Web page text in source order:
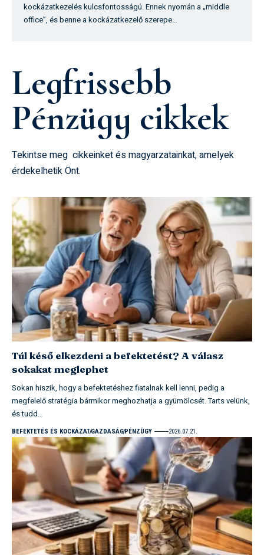
kockázatkezelés kulcsfontosságú. Ennek nyomán a „middle
office”, és benne a kockázatkezelő szerepe…
Legfrissebb
Pénzügy cikkek
Tekintse meg cikkeinket és magyarzatainkat, amelyek
érdekelhetik Önt.
Túl késő elkezdeni a befektetést? A válasz
sokakat meglephet
Sokan hiszik, hogy a befektetéshez fiatalnak kell lenni, pedig a
megfelelő stratégia bármikor meghozhatja a gyümölcsét. Tarts velünk,
és tudd…
BEFEKTETÉS ÉS KOCKÁZATGAZDASÁGPÉNZÜGY 2026.07.21.